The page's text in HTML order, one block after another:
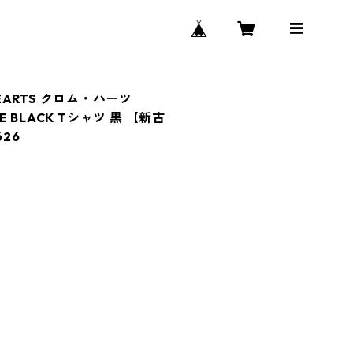
クロム・ハーツ
BLACK Tシャツ 黒 【新古